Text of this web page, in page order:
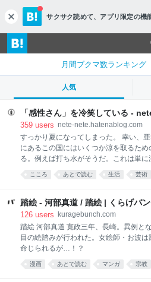
c
l
o
s
サクサク読めて、 アプリ限定の機
月間ブクマ数ランキング
人気
「感性さん」を冷笑している -
359 users nete-nete.hatenablog.com
すっかり夏になってしまった。 幸い、
にあるこの国にはいくつか涼を取るため
る。例えば打ち水がそうだ。これは単に
の工夫を超えて、夏の風物詩として日本
部となった。こうした例は他にもある。
使う冷笑語に「感性さん」がある。ここ
思いついた概念だ。 感性さんの例を挙げ
ツイッターで拾った事例だが、特定を避
部改変したり伏せ字にしたりしている。
ほしい。 すごい。 半日で読み切って、
ての文章を記憶しておきたい。 理解を超
こころ あとで読む 生活 芸術
踏絵 - 河部真道 / 踏絵 | くらげバ
126 users
kuragebunch.com
踏絵 河部真道 寛政三年、長崎。異例と
目の絵踏みが行われた。女絵師・お波は
命じられるが…！？
漫画 あとで読む マンガ 宗教